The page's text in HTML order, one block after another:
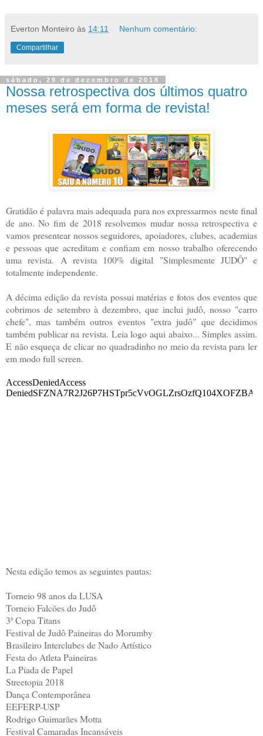
Everton Monteiro às 14:11 Nenhum comentário:
Compartilhar
sábado, 29 de dezembro de 2018
Nossa retrospectiva dos últimos quatro
meses será em forma de revista!
Gratidão é palavra mais adequada para nos expressarmos neste final
de ano. No fim de 2018 resolvemos mudar nossa retrospectiva e
vamos presentear nossos seguidores, apoiadores, clubes, academias
e pessoas que acreditam e confiam em nosso trabalho oferecendo
uma revista. A revista 100% digital "Simplesmente JUDÔ" e
totalmente independente.
A décima edição da revista possui matérias e fotos dos eventos que
cobrimos de setembro à dezembro, que inclui judô, nosso "carro
chefe", mas também outros eventos "extra judô" que decidimos
também publicar na revista. Leia logo aqui abaixo... Simples assim.
E não esqueça de clicar no quadradinho no meio da revista para ler
em modo full screen.
Nesta edição temos as seguintes pautas:
Torneio 98 anos da LUSA
Torneio Falcões do Judô
3ª Copa Titans
Festival de Judô Paineiras do Morumby
Brasileiro Interclubes de Nado Artístico
Festa do Atleta Paineiras
La Piada de Papel
Streetopia 2018
Dança Contemporânea
EEFERP-USP
Rodrigo Guimarães Motta
Festival Camaradas Incansáveis